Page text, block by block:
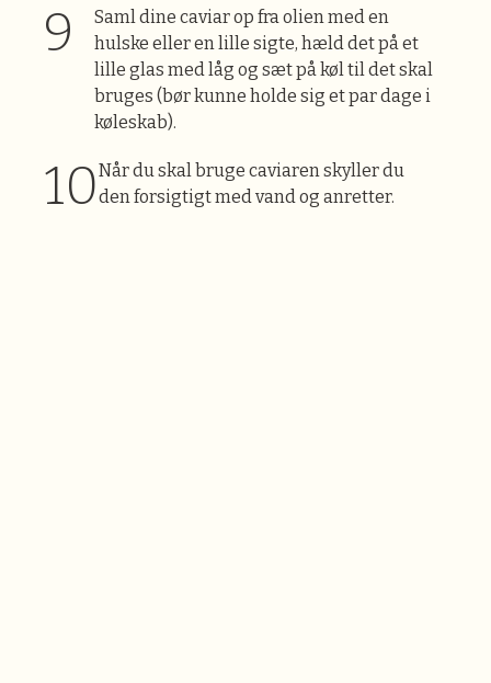
Saml dine caviar op fra olien med en
hulske eller en lille sigte, hæld det på et
lille glas med låg og sæt på køl til det skal
bruges (bør kunne holde sig et par dage i
køleskab).
Når du skal bruge caviaren skyller du
den forsigtigt med vand og anretter.